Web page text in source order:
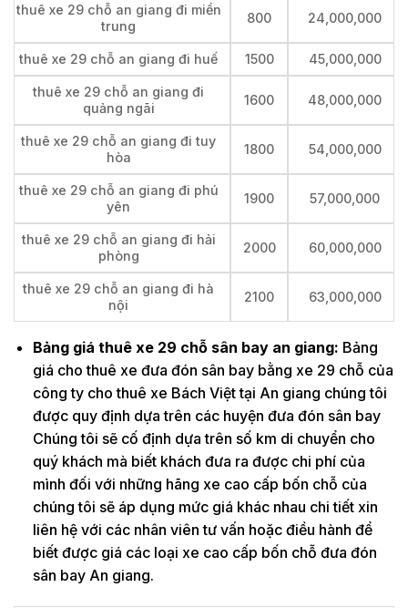
thuê xe 29 chỗ an giang đi miền
trung
800 24,000,000
thuê xe 29 chỗ an giang đi huế 1500 45,000,000
thuê xe 29 chỗ an giang đi
quảng ngãi
1600 48,000,000
thuê xe 29 chỗ an giang đi tuy
hòa
1800 54,000,000
thuê xe 29 chỗ an giang đi phú
yên
1900 57,000,000
thuê xe 29 chỗ an giang đi hải
phòng
2000 60,000,000
thuê xe 29 chỗ an giang đi hà
nội
2100 63,000,000
Bảng giá thuê xe 29 chỗ sân bay an giang: Bảng
giá cho thuê xe đưa đón sân bay bằng xe 29 chỗ của
công ty cho thuê xe Bách Việt tại An giang chúng tôi
được quy định dựa trên các huyện đưa đón sân bay
Chúng tôi sẽ cố định dựa trên số km di chuyển cho
quý khách mà biết khách đưa ra được chi phí của
mình đối với những hãng xe cao cấp bốn chỗ của
chúng tôi sẽ áp dụng mức giá khác nhau chi tiết xin
liên hệ với các nhân viên tư vấn hoặc điều hành để
biết được giá các loại xe cao cấp bốn chỗ đưa đón
sân bay An giang.